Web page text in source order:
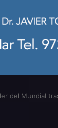
del Mundial